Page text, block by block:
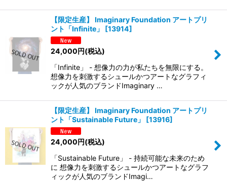
【限定生産】 Imaginary Foundation アートプリ
ント「Infinite」
[13914]
24,000円(税込)
「Infinite」 - 想像力の力が私たちを無限にする。
想像力を刺激するシュールかつアートなグラフィ
ックが人気のブランドImaginary …
【限定生産】 Imaginary Foundation アートプリ
ント「Sustainable Future」
[13916]
24,000円(税込)
「Sustainable Future」 - 持続可能な未来のため
に 想像力を刺激するシュールかつアートなグラフ
ィックが人気のブランドImagi…